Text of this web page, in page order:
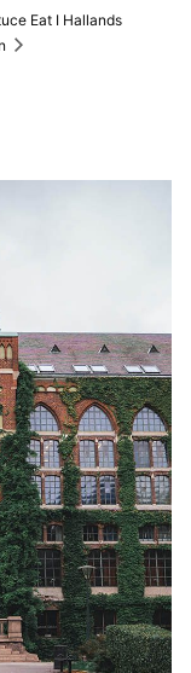
Eat I Hallands